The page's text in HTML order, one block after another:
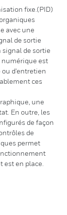
fixe.(PID)
avec une
de sortie
de sortie
numérique est
ou d'entretien
ces
une
En outre, les
de façon
de
permet
en place.